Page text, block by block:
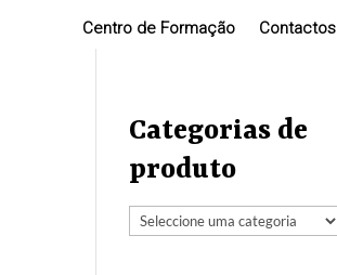
Centro de Formação Contactos
Categorias de
produto